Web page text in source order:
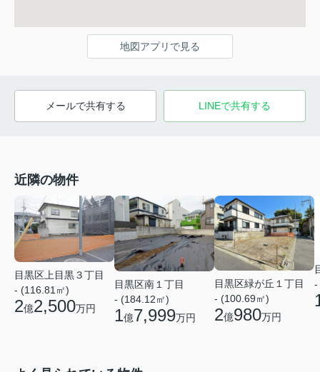
地図アプリで見る
メールで共有する LINEで共有する
近隣の物件
目黒区上目黒３丁目
- (116.81㎡)
2億2,500万円
目黒区南１丁目
- (184.12㎡)
1億7,999万円
目黒区緑が丘１丁目
- (100.69㎡)
2億980万円
-